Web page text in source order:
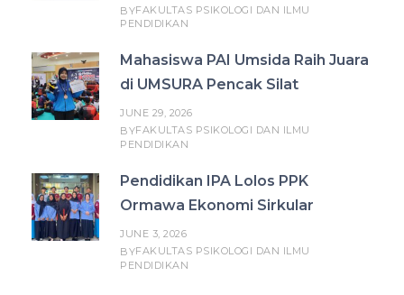
BYFAKULTAS PSIKOLOGI DAN ILMU
PENDIDIKAN
Mahasiswa PAI Umsida Raih Juara
di UMSURA Pencak Silat
JUNE 29, 2026
BYFAKULTAS PSIKOLOGI DAN ILMU
PENDIDIKAN
Pendidikan IPA Lolos PPK
Ormawa Ekonomi Sirkular
JUNE 3, 2026
BYFAKULTAS PSIKOLOGI DAN ILMU
PENDIDIKAN